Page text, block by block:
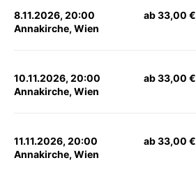
8.11.2026, 20:00
Annakirche, Wien
ab 33,00 €
10.11.2026, 20:00
Annakirche, Wien
ab 33,00 €
11.11.2026, 20:00
Annakirche, Wien
ab 33,00 €